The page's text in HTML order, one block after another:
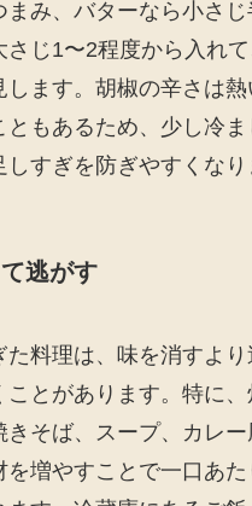
まみ、バターなら小さじ
さじ1〜2程度から入れ
します。胡椒の辛さは
ともあるため、少し冷ま
すぎを防ぎやすくなり
逃がす
た料理は、味を消すより
とがあります。特に、
きそば、スープ、カレ
を増やすことで一口あた